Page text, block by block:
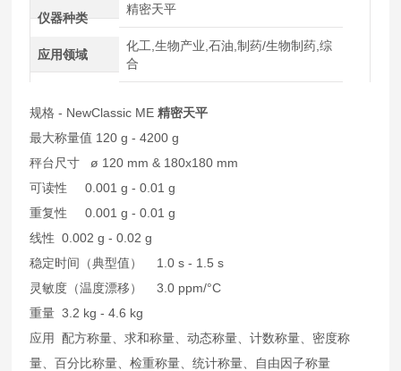
仪器种类
精密天平
应用领域
化工,生物产业,石油,制药/生物制药,综
合
规格 - NewClassic ME精密天平
最大称量值 120 g - 4200 g
秤台尺寸 ø 120 mm & 180x180 mm
可读性 0.001 g - 0.01 g
重复性 0.001 g - 0.01 g
线性 0.002 g - 0.02 g
稳定时间（典型值） 1.0 s - 1.5 s
灵敏度（温度漂移） 3.0 ppm/°C
重量 3.2 kg - 4.6 kg
应用 配方称量、求和称量、动态称量、计数称量、密度称
量、百分比称量、检重称量、统计称量、自由因子称量